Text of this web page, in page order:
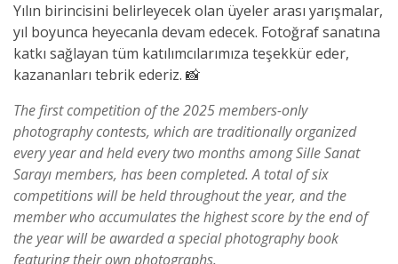
Yılın birincisini belirleyecek olan üyeler arası yarışmalar,
yıl boyunca heyecanla devam edecek. Fotoğraf sanatına
katkı sağlayan tüm katılımcılarımıza teşekkür eder,
kazananları tebrik ederiz. 📸
The first competition of the 2025 members-only
photography contests, which are traditionally organized
every year and held every two months among Sille Sanat
Sarayı members, has been completed. A total of six
competitions will be held throughout the year, and the
member who accumulates the highest score by the end of
the year will be awarded a special photography book
featuring their own photographs.